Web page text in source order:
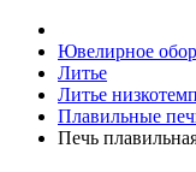
Ювелирное
Литье
Литье
Плавильные
Печь